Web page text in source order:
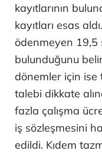
kayıtlarının
kayıtları esas
ödenmeyen 19,5
bulunduğunu
dönemler için ise
talebi dikkate
fazla çalışma
iş sözleşmesini
edildi. Kıdem